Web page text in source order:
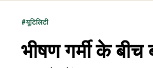
#यूटिलिटी
भीषण गर्मी के